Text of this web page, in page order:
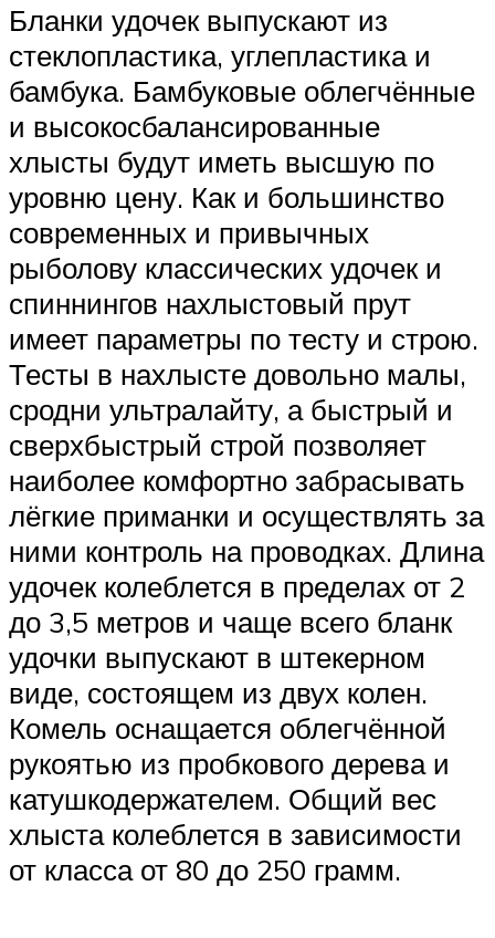
Бланки удочек выпускают из
стеклопластика, углепластика и
бамбука. Бамбуковые облегчённые
и высокосбалансированные
хлысты будут иметь высшую по
уровню цену. Как и большинство
современных и привычных
рыболову классических удочек и
спиннингов нахлыстовый прут
имеет параметры по тесту и строю.
Тесты в нахлысте довольно малы,
сродни ультралайту, а быстрый и
сверхбыстрый строй позволяет
наиболее комфортно забрасывать
лёгкие приманки и осуществлять за
ними контроль на проводках. Длина
удочек колеблется в пределах от 2
до 3,5 метров и чаще всего бланк
удочки выпускают в штекерном
виде, состоящем из двух колен.
Комель оснащается облегчённой
рукоятью из пробкового дерева и
катушкодержателем. Общий вес
хлыста колеблется в зависимости
от класса от 80 до 250 грамм.